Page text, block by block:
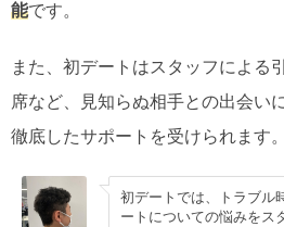
能です。
また、初デートはスタッフによる
席など、見知らぬ相手との出会い
徹底したサポートを受けられます。
初デートでは、トラブル
ートについての悩みをス